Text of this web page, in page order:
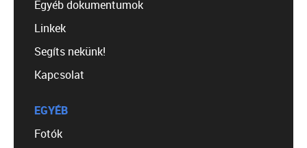
Egyéb dokumentumok
Linkek
Segíts nekünk!
Kapcsolat
EGYÉB
Fotók